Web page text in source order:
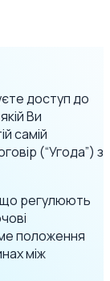
доступ до
Ви
самій
(“Угода”) з
що регулюють
положення
між